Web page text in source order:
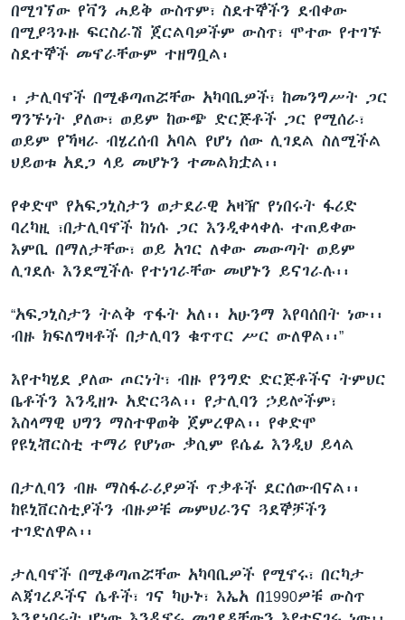
በሚገኘው የቫን ሐይቅ ውስጥም፣ ስደተኞችን ደብቀው
በሚያጓጉዙ ፍርስራሽ ጀርልባዎችም ውስጥ፣ ሞተው የተገኙ
ስደተኞች መኖራቸውም ተዘግቧል፡
፡ ታሊባኖች በሚቆጣጠሯቸው አካባቢዎች፣ ከመንግሥት ጋር
ግንኙነት ያለው፣ ወይም ከውጭ ድርጅቶች ጋር የሚሰራ፣
ወይም የኻዛራ ብሄረሰብ አባል የሆነ ሰው ሊገደል ስለሚችል
ህይወቱ አደጋ ላይ መሆኑን ተመልክቷል፡፡
የቀድሞ የአፍጋኒስታን ወታደራዊ አዛዥ የነበሩት ፋሪድ
ባረካዚ ፣በታሊባኖች ከነሱ ጋር እንዲቀላቀሉ ተጠይቀው
እምቢ በማለታቸው፣ ወይ አገር ለቀው መውጣት ወይም
ሊገደሉ እንደሚችሉ የተነገራቸው መሆኑን ይናገራሉ፡፡
“አፍጋኒስታን ትልቅ ጥፋት አለ፡፡ አሁንማ እየባሰበት ነው፡፡
ብዙ ክፍለግዛቶች በታሊባን ቁጥጥር ሥር ውለዋል፡፡”
እየተካሄደ ያለው ጦርነት፣ ብዙ የንግድ ድርጅቶችና ትምህር
ቤቶችን እንዲዘጉ አድርጓል፡፡ የታሊባን ኃይሎችም፣
እስላማዊ ህግን ማስተዋወቅ ጀምረዋል፡፡ የቀድሞ
የዩኒቭርስቲ ተማሪ የሆነው ቃሲም ዩሴፊ እንዲህ ይላል
በታሊባን ብዙ ማስፋራሪያዎች ጥቃቶች ደርሰውብናል፡፡
ከዩኒቨርስቲያችን ብዙዎቹ መምህራንና ጓደኞቻችን
ተገድለዋል፡፡
ታሊባኖች በሚቆጣጠሯቸው አካባቢዎች የሚኖሩ፣ በርካታ
ልጃገረዶችና ሴቶች፣ ገና ካሁኑ፣ እኤአ በ1990ዎቹ ውስጥ